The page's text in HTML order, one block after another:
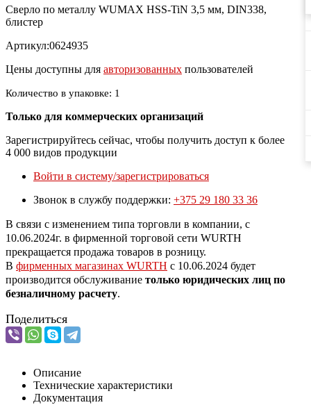
Сверло по металлу WUMAX HSS-TiN 3,5 мм, DIN338,
блистер
Артикул:0624935
Цены доступны для авторизованных пользователей
Количество в упаковке: 1
Только для коммерческих организаций
Зарегистрируйтесь сейчас, чтобы получить доступ к более
4 000 видов продукции
Войти в систему/зарегистрироваться
Звонок в службу поддержки: +375 29 180 33 36
В связи с изменением типа торговли в компании, с
10.06.2024г. в фирменной торговой сети WURTH
прекращается продажа товаров в розницу.
В фирменных магазинах WURTH c 10.06.2024 будет
производится обслуживание только юридических лиц по
безналичному расчету.
Поделиться
Описание
Технические характеристики
Документация